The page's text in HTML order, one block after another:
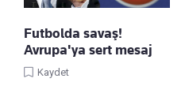
Futbolda savaş!
Avrupa'ya sert mesaj
Kaydet